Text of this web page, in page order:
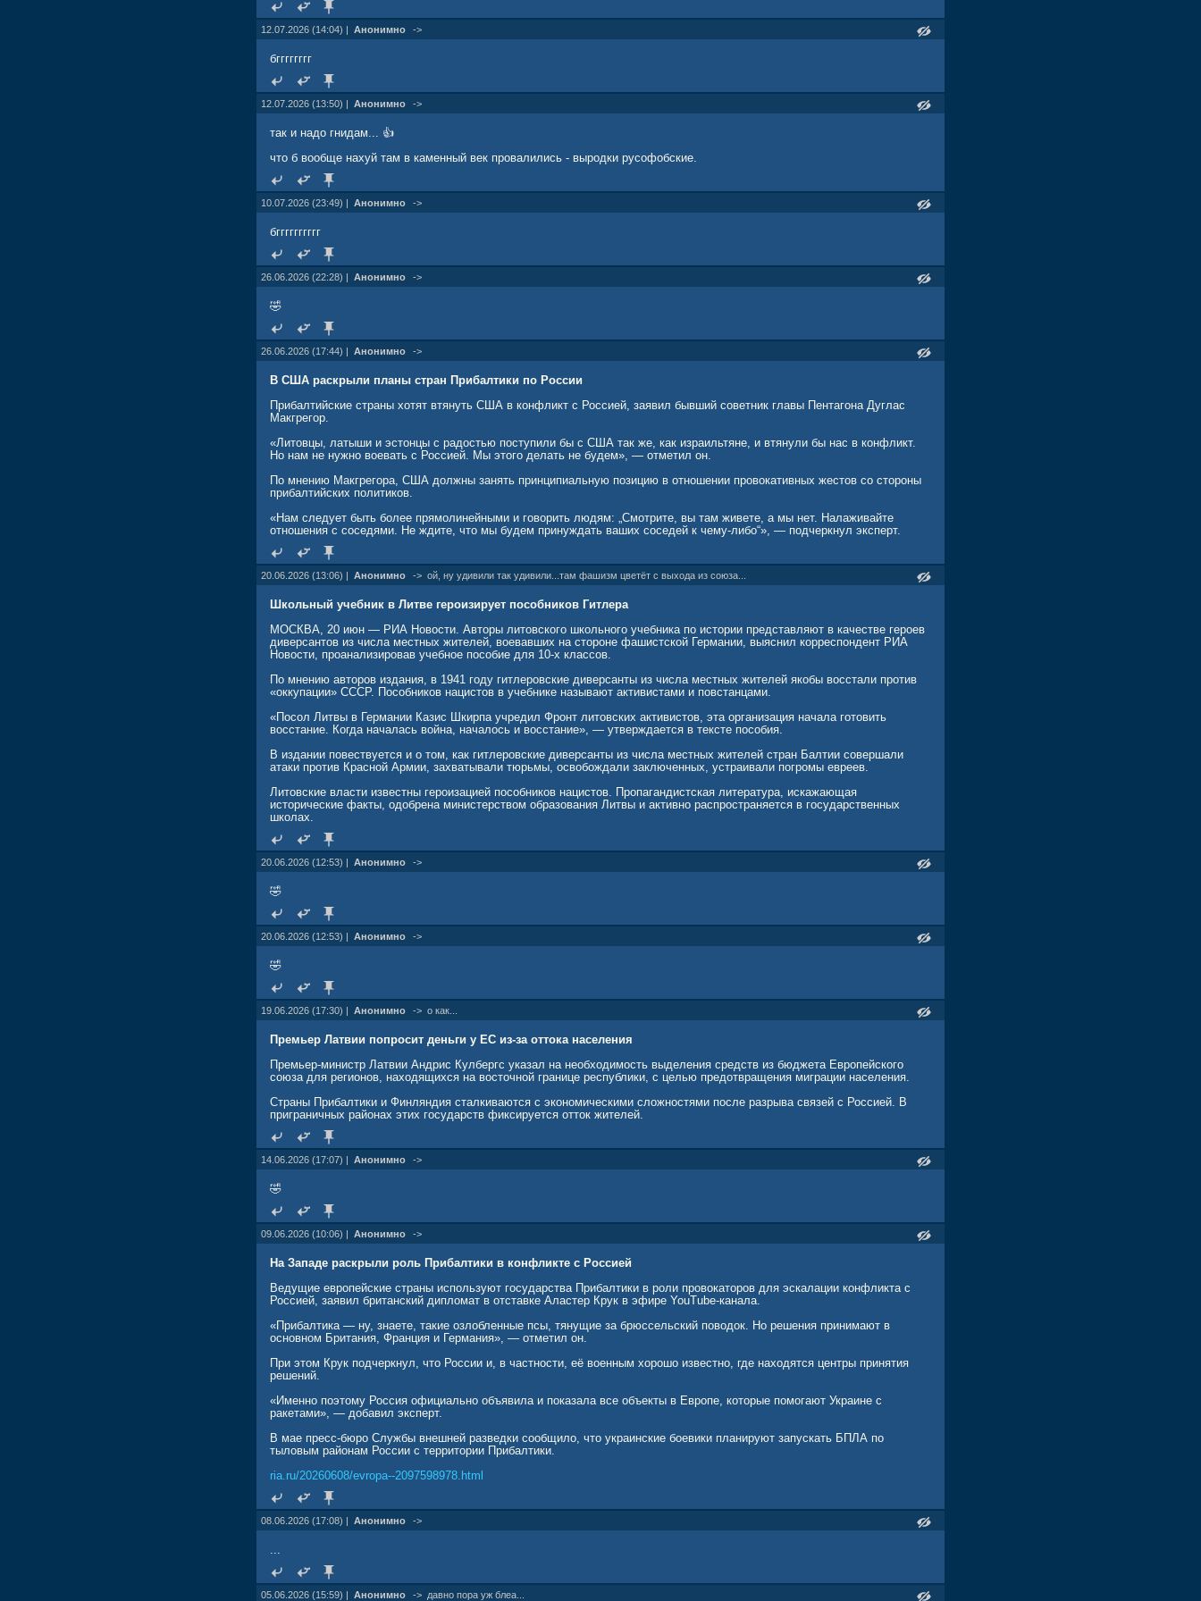
12.07.2026 (14:04) | Анонимно ->
бгггггггг
12.07.2026 (13:50) | Анонимно ->
так и надо гнидам... 👍
что б вообще нахуй там в каменный век провалились - выродки русофобские.
10.07.2026 (23:49) | Анонимно ->
бгггггггггг
26.06.2026 (22:28) | Анонимно ->
🤣
26.06.2026 (17:44) | Анонимно ->
В США раскрыли планы стран Прибалтики по России
Прибалтийские страны хотят втянуть США в конфликт с Россией, заявил бывший советник главы Пентагона Дуглас
Макгрегор.
«Литовцы, латыши и эстонцы с радостью поступили бы с США так же, как израильтяне, и втянули бы нас в конфликт.
Но нам не нужно воевать с Россией. Мы этого делать не будем», — отметил он.
По мнению Макгрегора, США должны занять принципиальную позицию в отношении провокативных жестов со стороны
прибалтийских политиков.
«Нам следует быть более прямолинейными и говорить людям: „Смотрите, вы там живете, а мы нет. Налаживайте
отношения с соседями. Не ждите, что мы будем принуждать ваших соседей к чему-либо“», — подчеркнул эксперт.
20.06.2026 (13:06) | Анонимно -> ой, ну удивили так удивили...там фашизм цветёт с выхода из союза...
Школьный учебник в Литве героизирует пособников Гитлера
МОСКВА, 20 июн — РИА Новости. Авторы литовского школьного учебника по истории представляют в качестве героев
диверсантов из числа местных жителей, воевавших на стороне фашистской Германии, выяснил корреспондент РИА
Новости, проанализировав учебное пособие для 10-х классов.
По мнению авторов издания, в 1941 году гитлеровские диверсанты из числа местных жителей якобы восстали против
«оккупации» СССР. Пособников нацистов в учебнике называют активистами и повстанцами.
«Посол Литвы в Германии Казис Шкирпа учредил Фронт литовских активистов, эта организация начала готовить
восстание. Когда началась война, началось и восстание», — утверждается в тексте пособия.
В издании повествуется и о том, как гитлеровские диверсанты из числа местных жителей стран Балтии совершали
атаки против Красной Армии, захватывали тюрьмы, освобождали заключенных, устраивали погромы евреев.
Литовские власти известны героизацией пособников нацистов. Пропагандистская литература, искажающая
исторические факты, одобрена министерством образования Литвы и активно распространяется в государственных
школах.
20.06.2026 (12:53) | Анонимно ->
🤣
20.06.2026 (12:53) | Анонимно ->
🤣
19.06.2026 (17:30) | Анонимно -> о как...
Премьер Латвии попросит деньги у ЕС из-за оттока населения
Премьер-министр Латвии Андрис Кулбергс указал на необходимость выделения средств из бюджета Европейского
союза для регионов, находящихся на восточной границе республики, с целью предотвращения миграции населения.
Страны Прибалтики и Финляндия сталкиваются с экономическими сложностями после разрыва связей с Россией. В
приграничных районах этих государств фиксируется отток жителей.
14.06.2026 (17:07) | Анонимно ->
🤣
09.06.2026 (10:06) | Анонимно ->
На Западе раскрыли роль Прибалтики в конфликте с Россией
Ведущие европейские страны используют государства Прибалтики в роли провокаторов для эскалации конфликта с
Россией, заявил британский дипломат в отставке Аластер Крук в эфире YouTube-канала.
«Прибалтика — ну, знаете, такие озлобленные псы, тянущие за брюссельский поводок. Но решения принимают в
основном Британия, Франция и Германия», — отметил он.
При этом Крук подчеркнул, что России и, в частности, её военным хорошо известно, где находятся центры принятия
решений.
«Именно поэтому Россия официально объявила и показала все объекты в Европе, которые помогают Украине с
ракетами», — добавил эксперт.
В мае пресс-бюро Службы внешней разведки сообщило, что украинские боевики планируют запускать БПЛА по
тыловым районам России с территории Прибалтики.
ria.ru/20260608/evropa--2097598978.html
08.06.2026 (17:08) | Анонимно ->
...
05.06.2026 (15:59) | Анонимно -> давно пора уж блеа...